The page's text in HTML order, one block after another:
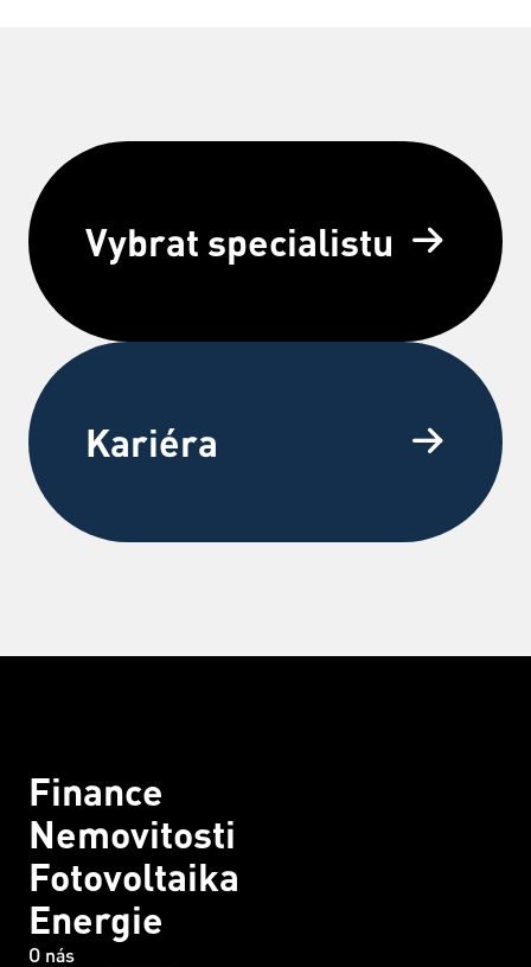
Vybrat specialistu
Kariéra
Finance
Nemovitosti
Fotovoltaika
Energie
O nás